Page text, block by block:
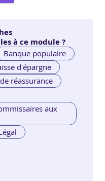
à ce module ?
Banque populaire
d'épargne
réassurance
aux